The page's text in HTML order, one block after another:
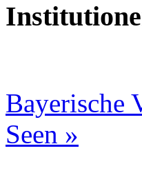
Bayerische
Seen »